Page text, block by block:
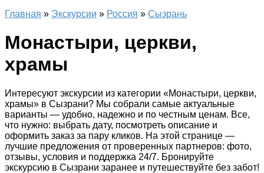
Главная » Экскурсии » Россия » Сызрань
Монастыри, церкви,
храмы
Интересуют экскурсии из категории «Монастыри, церкви,
храмы» в Сызрани? Мы собрали самые актуальные
варианты — удобно, надежно и по честным ценам. Все,
что нужно: выбрать дату, посмотреть описание и
оформить заказ за пару кликов. На этой странице —
лучшие предложения от проверенных партнеров: фото,
отзывы, условия и поддержка 24/7. Бронируйте
экскурсию в Сызрани заранее и путешествуйте без забот!